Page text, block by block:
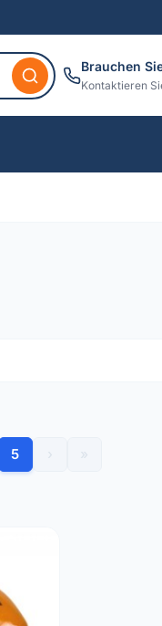
Brauchen
Kontaktieren
5